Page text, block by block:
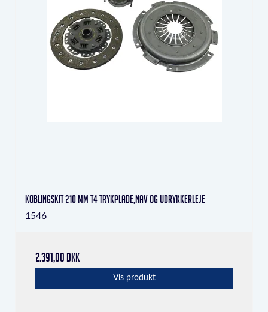
Koblingskit 210 mm T4 trykplade,nav og udrykkerleje
1546
2.391,00 DKK
Vis produkt